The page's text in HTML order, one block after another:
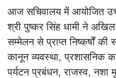
आज सचिवालय में आयोजित
श्री पुष्कर सिंह धामी ने
सम्मेलन से प्राप्त निष्कर्षों की
कानून व्यवस्था, प्रशासनिक
पर्यटन प्रबंधन, राजस्व, नशा